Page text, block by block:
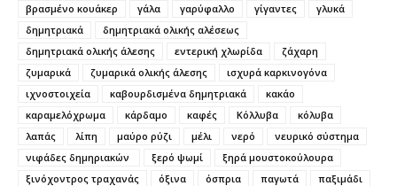
βρασμένο κουάκερ
γάλα γαρύφαλλο γίγαντες
γλυκά
δημητριακά
δημητριακά ολικής αλέσεως
δημητριακά ολικής άλεσης
εντερική χλωρίδα
ζάχαρη
ζυμαρικά
ζυμαρικά ολικής άλεσης
ισχυρά καρκινογόνα
ιχνοστοιχεία
καβουρδισμένα δημητριακά
κακάο
καραμελόχρωμα
κάρδαμο καφές Κόλλυβα
κόλυβα
λαπάς
λίπη μαύρο ρύζι μέλι νερό
νευρικό σύστημα
νιφάδες δημηριακών
ξερό ψωμί
ξηρά μουστοκούλουρα
ξινόχοντρος τραχανάς
όξινα όσπρια παγωτά
παξιμάδι